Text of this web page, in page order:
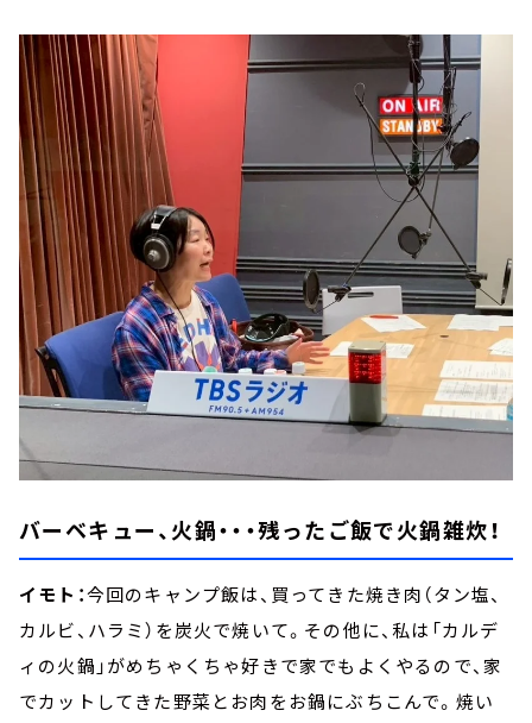
バーベキュー、火鍋・・・残ったご飯で火鍋雑炊！
イモト：今回のキャンプ飯は、買ってきた焼き肉（タン塩、
カルビ、ハラミ）を炭火で焼いて。その他に、私は「カルデ
ィの火鍋」がめちゃくちゃ好きで家でもよくやるので、家
でカットしてきた野菜とお肉をお鍋にぶちこんで。焼い